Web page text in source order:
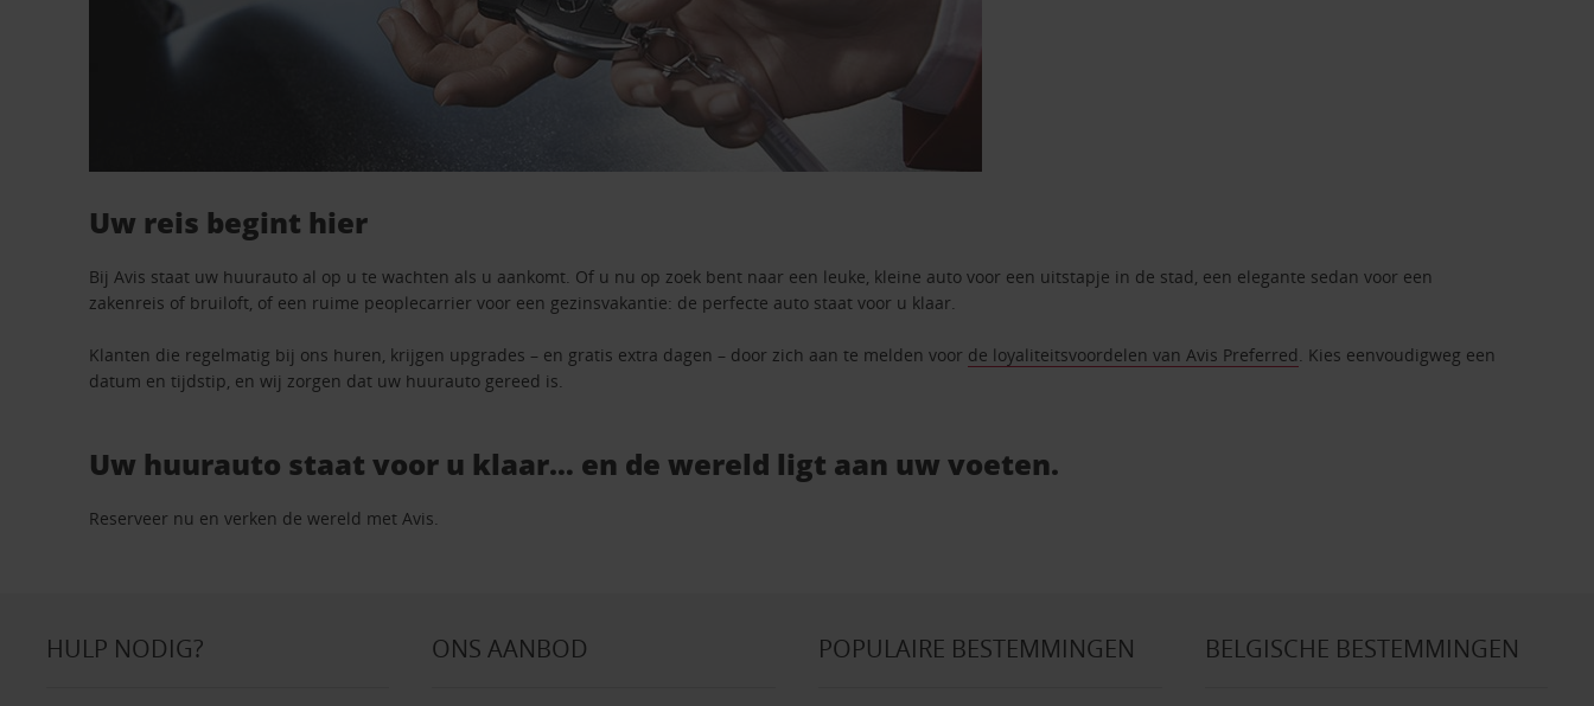
Uw reis begint hier
Bij Avis staat uw huurauto al op u te wachten als u aankomt. Of u nu op zoek bent naar een leuke, kleine auto voor een uitstapje in de stad, een elegante sedan voor een
zakenreis of bruiloft, of een ruime peoplecarrier voor een gezinsvakantie: de perfecte auto staat voor u klaar.
Klanten die regelmatig bij ons huren, krijgen upgrades – en gratis extra dagen – door zich aan te melden voor de loyaliteitsvoordelen van Avis Preferred. Kies eenvoudigweg een
datum en tijdstip, en wij zorgen dat uw huurauto gereed is.
Uw huurauto staat voor u klaar… en de wereld ligt aan uw voeten.
Reserveer nu en verken de wereld met Avis.
HULP NODIG? ONS AANBOD POPULAIRE BESTEMMINGEN BELGISCHE BESTEMMINGEN